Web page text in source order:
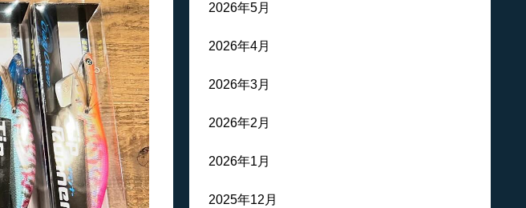
2026年5月
2026年4月
2026年3月
2026年2月
2026年1月
2025年12月